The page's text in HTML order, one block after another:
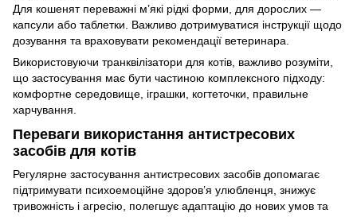
Для кошенят переважні м’які рідкі форми, для дорослих —
капсули або таблетки. Важливо дотримуватися інструкції щодо
дозування та враховувати рекомендації ветеринара.
Використовуючи транквілізатори для котів, важливо розуміти,
що застосування має бути частиною комплексного підходу:
комфортне середовище, іграшки, когтеточки, правильне
харчування.
Переваги використання антистресових
засобів для котів
Регулярне застосування антистресових засобів допомагає
підтримувати психоемоційне здоров’я улюбленця, знижує
тривожність і агресію, полегшує адаптацію до нових умов та